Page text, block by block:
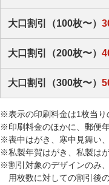
大口割引（100枚〜）
大口割引（200枚〜）
大口割引（300枚〜）
※表示の印刷料金は1枚当り
※印刷料金のほかに、郵便
※喪中はがき、寒中見舞い
※私製年賀はがき、私製は
※割引対象のデザインのみ
用枚数に対しての割引後